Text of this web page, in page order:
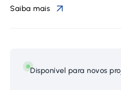
Saiba mais
Disponível para novos